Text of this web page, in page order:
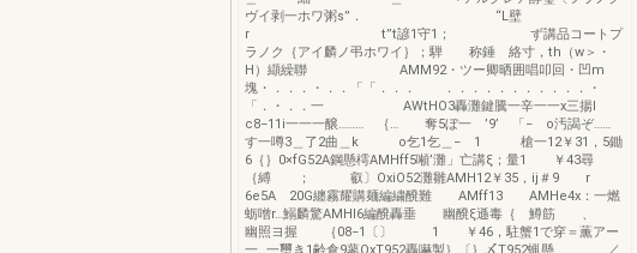
ヴイ剥一ホワ粥s”． “L壁
r t”t諺1守1； ず講品コートプ
ラノク｛アイ麟ノ弔ホワイ｝；騨 称錘 絡寸，th（w＞・
H）纈繰聯 AMM92・ツー卿晒囲唱叩回・凹m
塊・．．．・．．「「．．． ．．．．．．．．．．．・
「．・．．一 AWtHO3轟灘鍵騰一辛一一x三揚l
c8−11i一一一醸……… ｛… 奪5ぼ一 ’9’ 「− o汚謁ぞ……
す一噂3＿了2曲＿k o乞1乞＿− 1 槍一12￥31，5鋤
6｛｝0×fG52A鋼懸樗AMHff5噸’灘」亡講ξ；量1 ￥43尋
｛縛 ； 叡〕OxiO52灘雛AMH12￥35，ij＃9 r
6e5A 20G纏霧耀購麺編繍醗難 AMff13 AMHe4x：一燃
蛎噌r…鰯麟驚AMHI6編醗轟垂 幽醗ξ遜毒｛ 鱒筋 、
幽照ヨ握 ｛08−1〔〕 1 ￥46，駐蟹1で穿＝薫アー